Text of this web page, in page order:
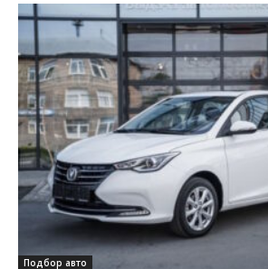
Подбор авто